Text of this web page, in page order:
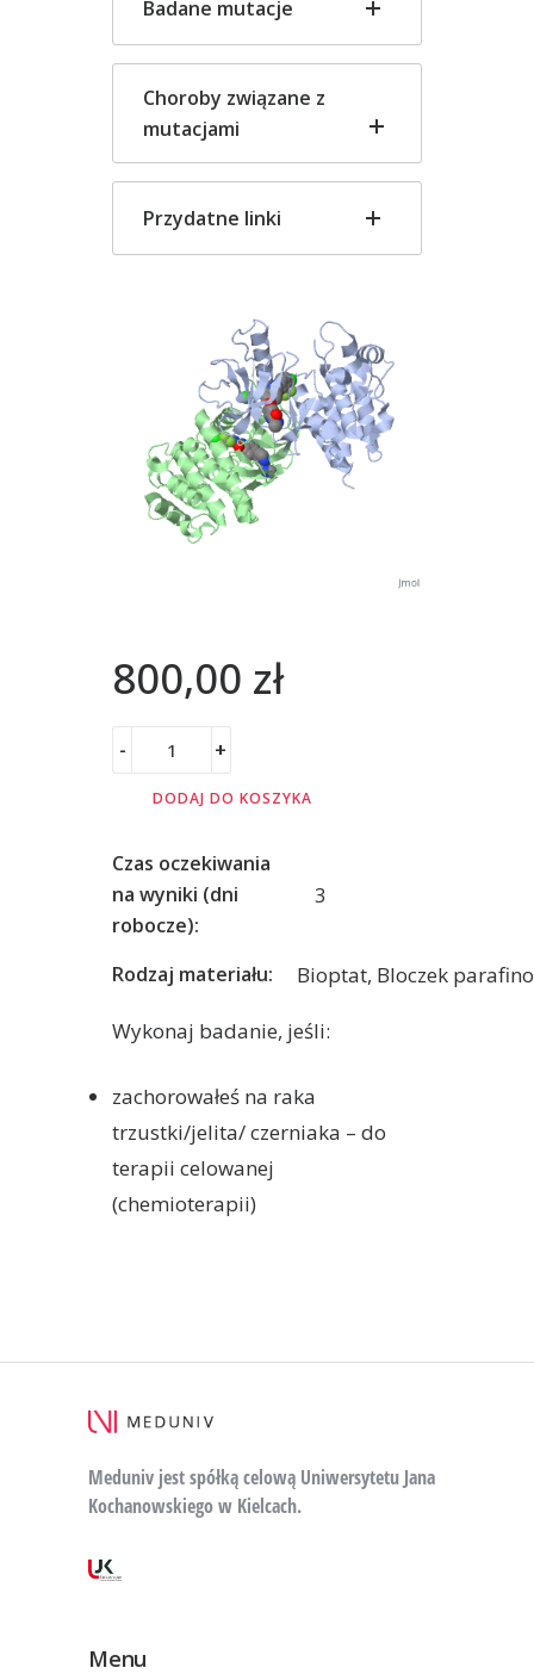
Badane mutacje
Choroby związane z
mutacjami
Przydatne linki
800,00 zł
- +
DODAJ DO KOSZYKA
Czas oczekiwania
na wyniki (dni
robocze):
3
Rodzaj materiału: Bioptat, Bloczek
Wykonaj badanie, jeśli:
zachorowałeś na raka
trzustki/jelita/ czerniaka – do
terapii celowanej
(chemioterapii)
Meduniv jest spółką celową Uniwersytetu Jana
Kochanowskiego w Kielcach.
Menu